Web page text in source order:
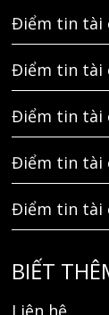
Điểm tin tài
Điểm tin tài
Điểm tin tài
Điểm tin tài
Điểm tin tài
BIẾT